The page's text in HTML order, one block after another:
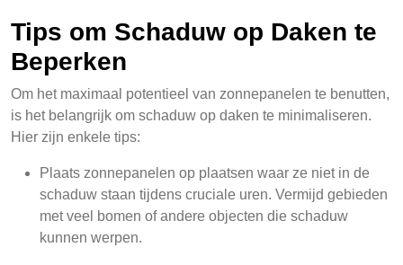
Tips om Schaduw op Daken te
Beperken
Om het maximaal potentieel van zonnepanelen te benutten,
is het belangrijk om schaduw op daken te minimaliseren.
Hier zijn enkele tips:
Plaats zonnepanelen op plaatsen waar ze niet in de
schaduw staan tijdens cruciale uren. Vermijd gebieden
met veel bomen of andere objecten die schaduw
kunnen werpen.